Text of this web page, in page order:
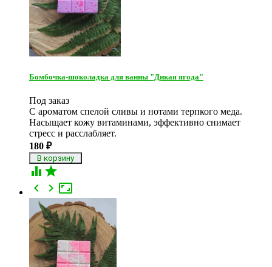
Бомбочка-шоколадка для ванны "Дикая ягода"
Под заказ
С ароматом спелой сливы и нотами терпкого меда.
Насыщает кожу витаминами, эффективно снимает
стресс и расслабляет.
180 ₽
 

 